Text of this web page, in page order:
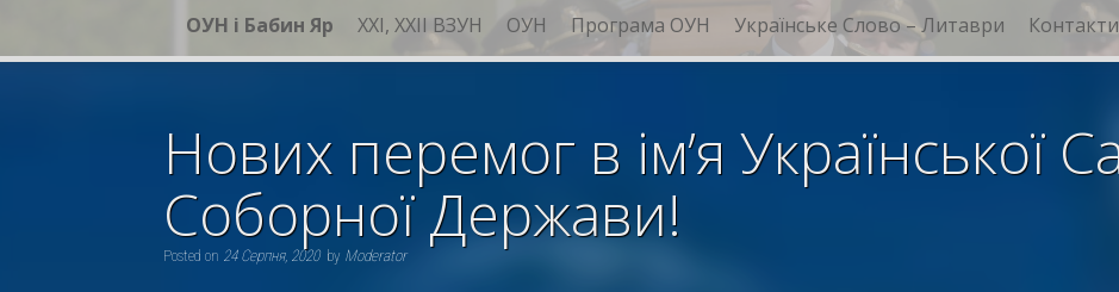
ОУН і Бабин Яр XXI, ХХІІ ВЗУН ОУН Програма ОУН Українське Слово – Литаври Контакти
Нових перемог в ім’я Української
Соборної Держави!
Posted on 24 Серпня, 2020 by Moderator